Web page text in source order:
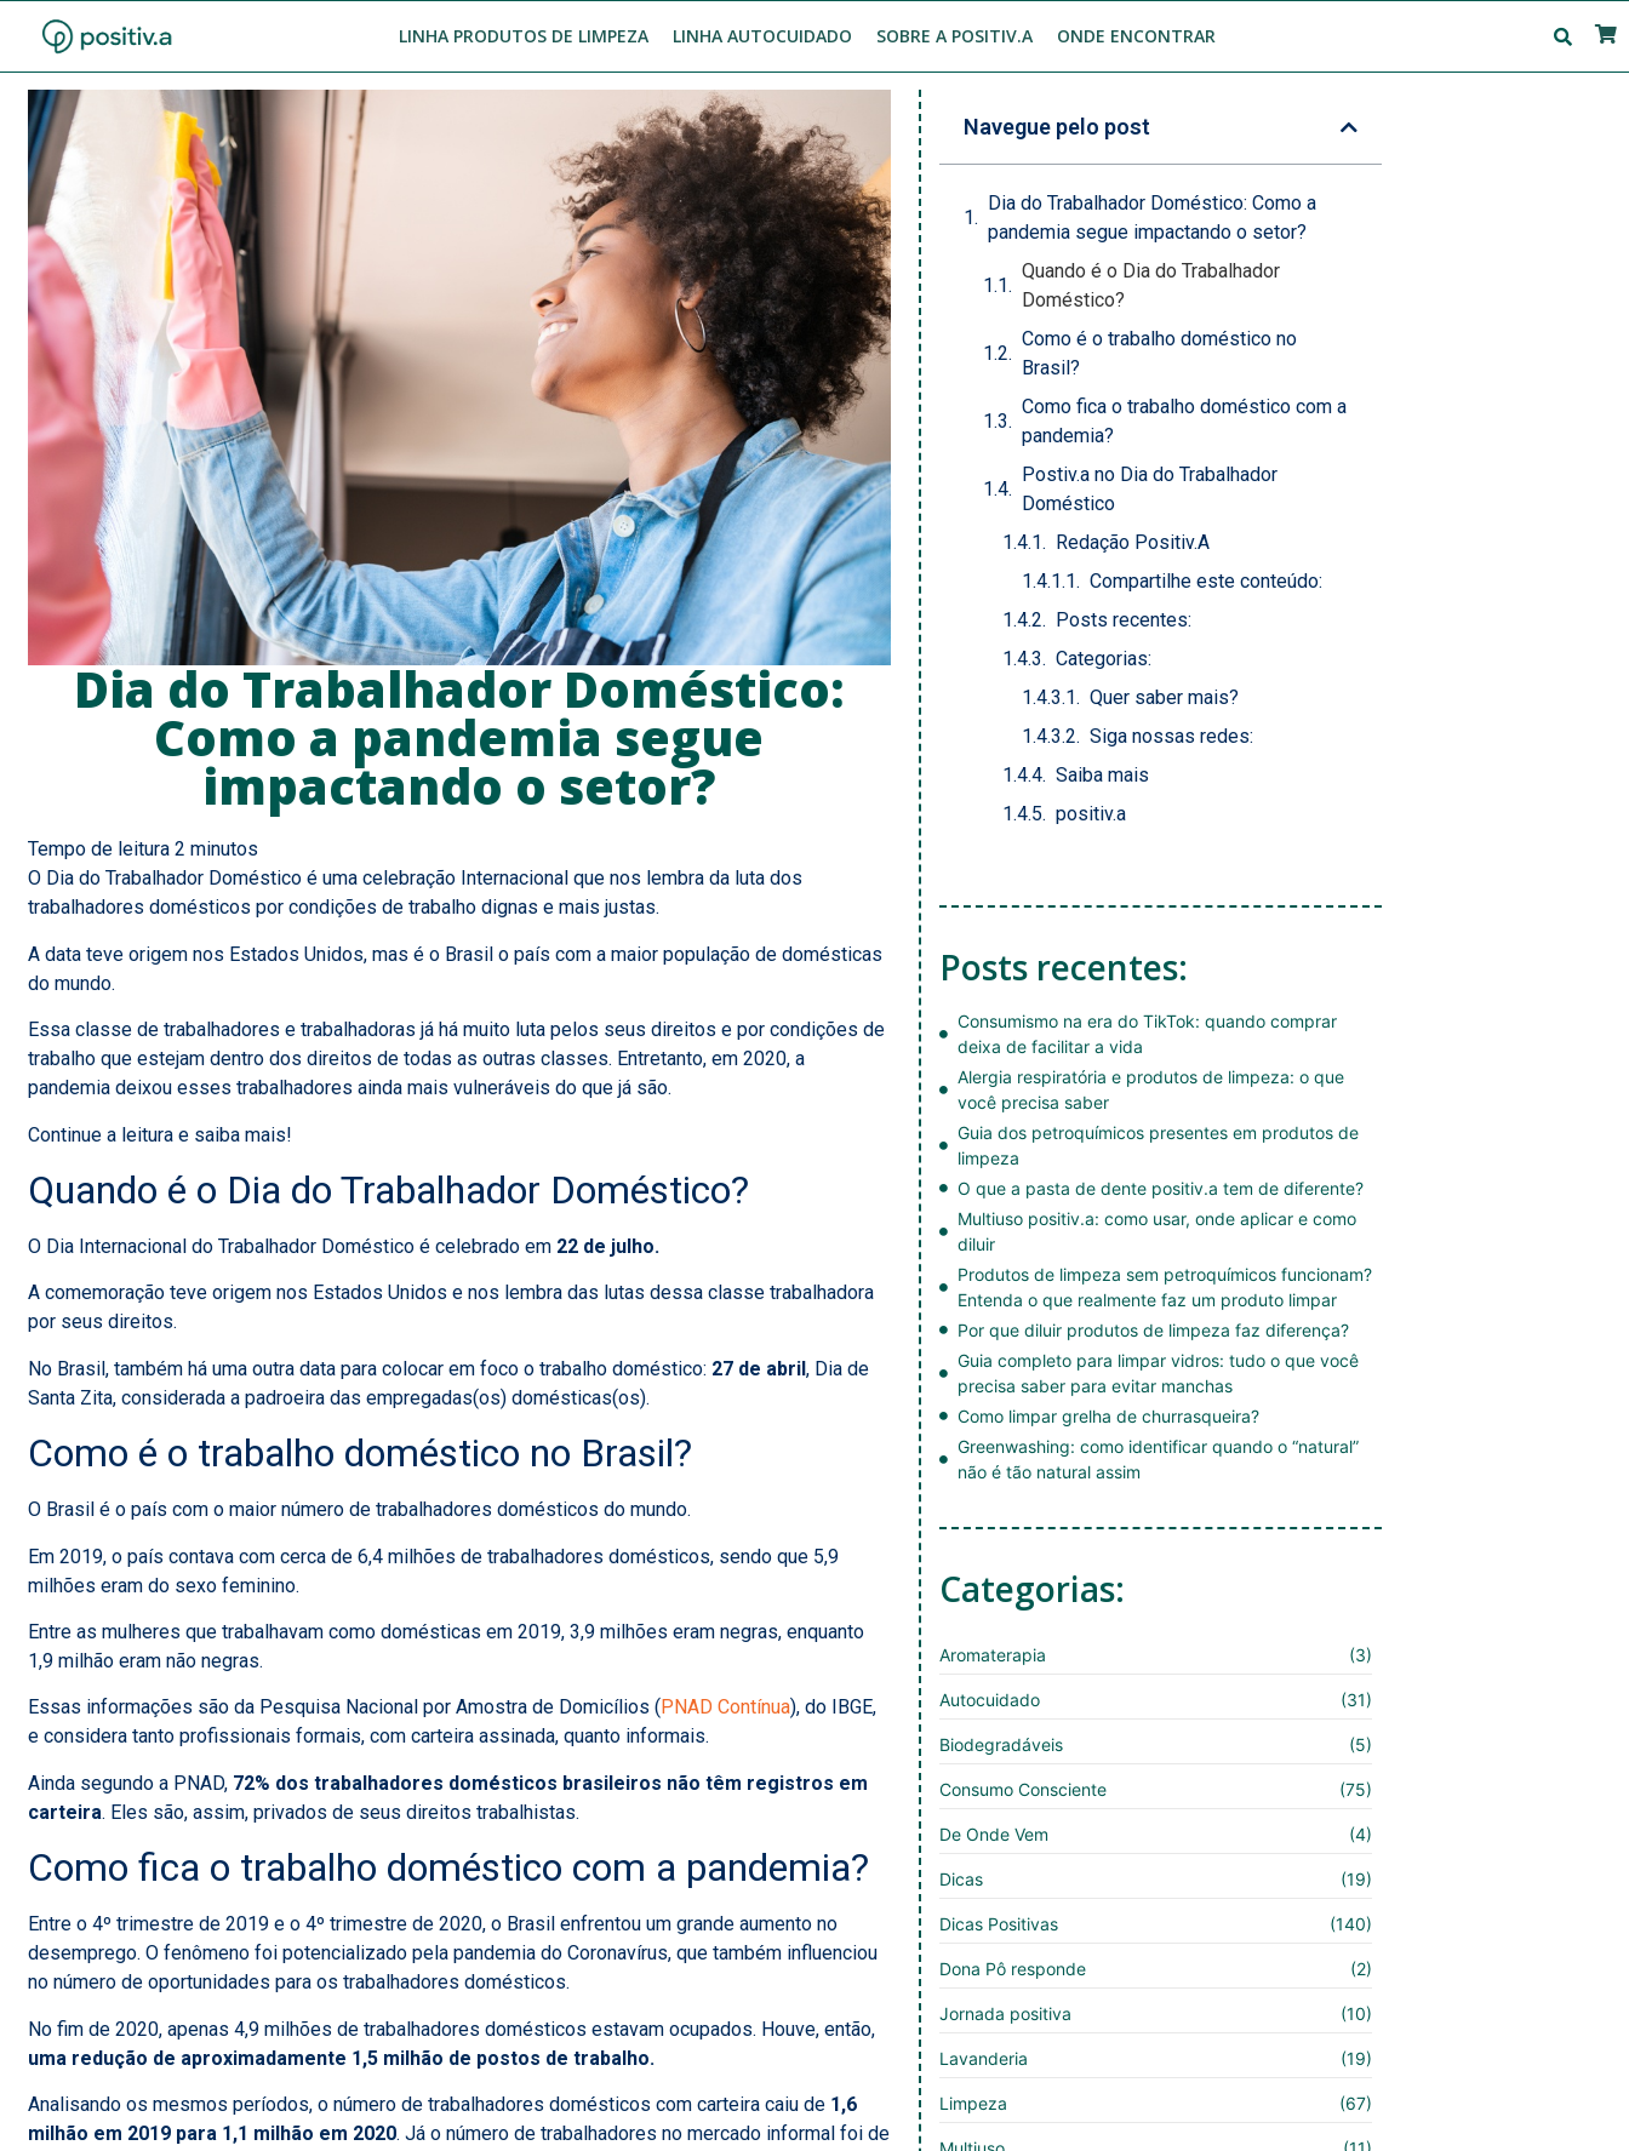
LINHA PRODUTOS DE LIMPEZA LINHA AUTOCUIDADO SOBRE A POSITIV.A ONDE ENCONTRAR
Dia do Trabalhador Doméstico:
Como a pandemia segue
impactando o setor?
O Dia do Trabalhador Doméstico é uma celebração Internacional que nos lembra da luta dos
trabalhadores domésticos por condições de trabalho dignas e mais justas.
A data teve origem nos Estados Unidos, mas é o Brasil o país com a maior população de domésticas
do mundo.
Essa classe de trabalhadores e trabalhadoras já há muito luta pelos seus direitos e por condições de
trabalho que estejam dentro dos direitos de todas as outras classes. Entretanto, em 2020, a
pandemia deixou esses trabalhadores ainda mais vulneráveis do que já são.
Continue a leitura e saiba mais!
Quando é o Dia do Trabalhador Doméstico?
O Dia Internacional do Trabalhador Doméstico é celebrado em 22 de julho.
A comemoração teve origem nos Estados Unidos e nos lembra das lutas dessa classe trabalhadora
por seus direitos.
No Brasil, também há uma outra data para colocar em foco o trabalho doméstico: 27 de abril, Dia de
Santa Zita, considerada a padroeira das empregadas(os) domésticas(os).
Como é o trabalho doméstico no Brasil?
O Brasil é o país com o maior número de trabalhadores domésticos do mundo.
Em 2019, o país contava com cerca de 6,4 milhões de trabalhadores domésticos, sendo que 5,9
milhões eram do sexo feminino.
Entre as mulheres que trabalhavam como domésticas em 2019, 3,9 milhões eram negras, enquanto
1,9 milhão eram não negras.
Essas informações são da Pesquisa Nacional por Amostra de Domicílios ( PNAD Contínua), do IBGE,
e considera tanto profissionais formais, com carteira assinada, quanto informais.
Ainda segundo a PNAD,72% dos trabalhadores domésticos brasileiros não têm registros em
carteira. Eles são, assim, privados de seus direitos trabalhistas.
Como fica o trabalho doméstico com a pandemia?
Entre o 4º trimestre de 2019 e o 4º trimestre de 2020, o Brasil enfrentou um grande aumento no
desemprego. O fenômeno foi potencializado pela pandemia do Coronavírus, que também influenciou
no número de oportunidades para os trabalhadores domésticos.
No fim de 2020, apenas 4,9 milhões de trabalhadores domésticos estavam ocupados. Houve, então,
uma redução de aproximadamente 1,5 milhão de postos de trabalho.
Analisando os mesmos períodos, o número de trabalhadores domésticos com carteira caiu de 1,6
milhão em 2019 para 1,1 milhão em 2020. Já o número de trabalhadores no mercado informal foi de
Navegue pelo post
Dia do Trabalhador Doméstico: Como a
pandemia segue impactando o setor?
Quando é o Dia do Trabalhador
Doméstico?
Como é o trabalho doméstico no
Brasil?
Como fica o trabalho doméstico com a
pandemia?
Postiv.a no Dia do Trabalhador
Doméstico
Redação Positiv.A
Compartilhe este conteúdo:
Posts recentes:
Categorias:
Quer saber mais?
Siga nossas redes:
Saiba mais
positiv.a
Posts recentes:
Consumismo na era do TikTok: quando comprar
deixa de facilitar a vida
Alergia respiratória e produtos de limpeza: o que
você precisa saber
Guia dos petroquímicos presentes em produtos de
limpeza
O que a pasta de dente positiv.a tem de diferente?
Multiuso positiv.a: como usar, onde aplicar e como
diluir
Produtos de limpeza sem petroquímicos funcionam?
Entenda o que realmente faz um produto limpar
Por que diluir produtos de limpeza faz diferença?
Guia completo para limpar vidros: tudo o que você
precisa saber para evitar manchas
Como limpar grelha de churrasqueira?
Greenwashing: como identificar quando o “natural”
não é tão natural assim
Categorias:
Aromaterapia (3)
Autocuidado (31)
Biodegradáveis (5)
Consumo Consciente (75)
De Onde Vem (4)
Dicas (19)
Dicas Positivas (140)
Dona Pô responde (2)
Jornada positiva (10)
Lavanderia (19)
Limpeza (67)